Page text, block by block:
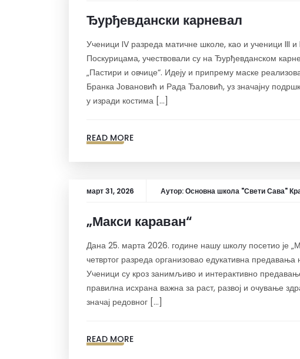
Ђурђевдански карневал
Ученици IV разреда матичне школе, као и ученици III
Поскурицама, учествовали су на Ђурђевданском
„Пастири и овчице“. Идеју и припрему маске
Бранка Јовановић и Рада Ђаловић, уз значајну
у изради костима […]
READ MORE
март 31, 2026 Аутор:Основна школа "Свети Сава"
„Макси караван“
Дана 25. марта 2026. године нашу школу посетио је
четвртог разреда организовао едукативна предавања
Ученици су кроз занимљиво и интерактивно
правилна исхрана важна за раст, развој и очување
значај редовног […]
READ MORE